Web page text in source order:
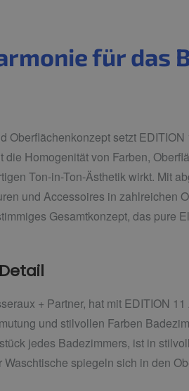
für das
Oberflächenkonzept setzt
die Homogenität von Farben,
Ton-in-Ton-Ästhetik wirkt. Mit
und Accessoires in zahlreichen
Gesamtkonzept, das pure
+ Partner, hat mit EDITION
und stilvollen Farben
jedes Badezimmers, ist in
spiegeln sich in den